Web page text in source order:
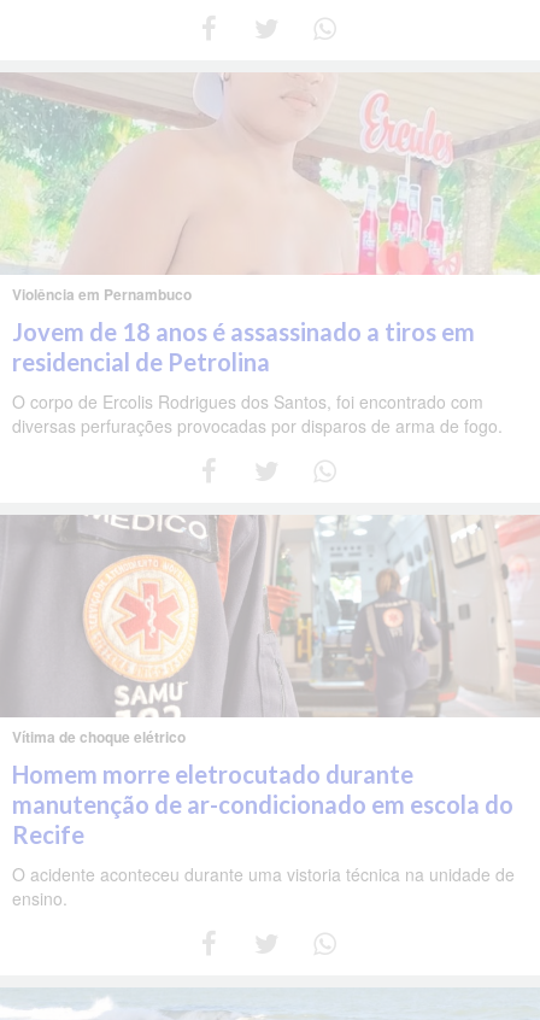
Violência em Pernambuco
Jovem de 18 anos é assassinado a tiros em
residencial de Petrolina
O corpo de Ercolis Rodrigues dos Santos, foi encontrado com
diversas perfurações provocadas por disparos de arma de fogo.
Vítima de choque elétrico
Homem morre eletrocutado durante
manutenção de ar-condicionado em escola do
Recife
O acidente aconteceu durante uma vistoria técnica na unidade de
ensino.